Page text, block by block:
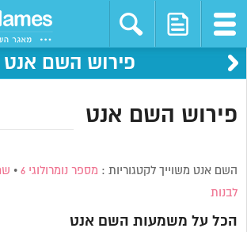
פירוש השם אנט
פירוש השם אנט
השם אנט משוייך לקטגוריות : מספר נומרולוגי 6 •
לבנות
הכל על משמעות השם אנט